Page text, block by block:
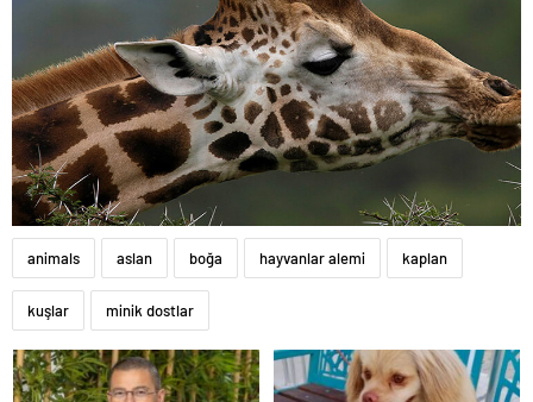
animals aslan boğa hayvanlar alemi kaplan
kuşlar minik dostlar